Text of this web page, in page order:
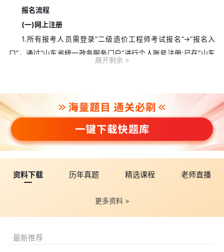
报名流程
(一)网上注册
1.所有报考人员需登录“二级造价工程师考试报名”→“报名入
口”，通过“山东省统一政务服务门户”进行个人账号注册;已在“山东
2.报考人员账号或密码遗忘的，可通过“山东省统一政务服务门
户”采用“手机号+验证码”或“邮箱+验证码”方式找回。
3.报考人员身份证类型须为中华人民共和国居民身份证、中国
公民普通护照(华侨)、港澳居民来往内地通行证、台湾居民来往大
陆通行证或者外国人永久居留身份证。
软件自行对报名照片审核处理并保存上传。报名照片将用于报名
1.报考人员完成网上注册后，在规定的时间内登录“二级造价工
展开剩余
资料下载 历年真题 精选课程 老师直播
更多资料 >
最新推荐